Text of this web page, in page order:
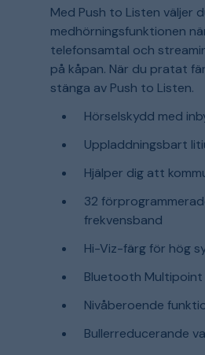
Med Push to Listen väljer
medhörningsfunktionen
telefonsamtal och
på kåpan. När du pratat
stänga av Push to Listen.
Hörselskydd med
Uppladdningsbart
Hjälper dig att
32
frekvensband
Hi-Viz-färg för hög
Bluetooth Multipoint
Nivåberoende
Bullerreducerande